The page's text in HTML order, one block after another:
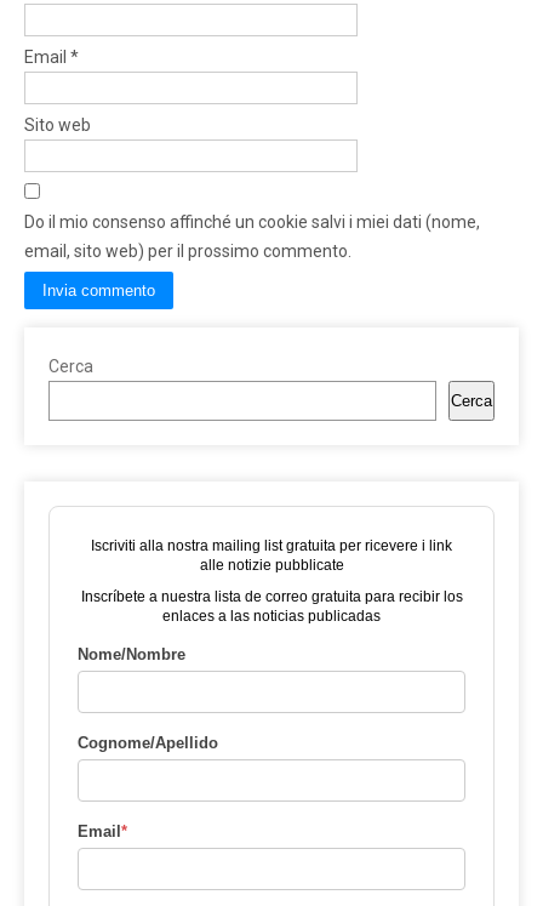
Email *
Sito web
Do il mio consenso affinché un cookie salvi i miei dati (nome,
email, sito web) per il prossimo commento.
Cerca
Cerca
Iscriviti alla nostra mailing list gratuita per ricevere i link
alle notizie pubblicate
Inscríbete a nuestra lista de correo gratuita para recibir los
enlaces a las noticias publicadas
Nome/Nombre
Cognome/Apellido
Email*